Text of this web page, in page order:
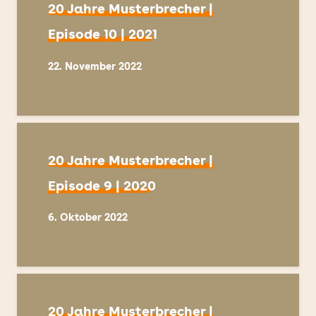
20 Jahre Musterbrecher |
Episode 10 | 2021
22. November 2022
20 Jahre Musterbrecher |
Episode 9 | 2020
6. Oktober 2022
20 Jahre Musterbrecher |